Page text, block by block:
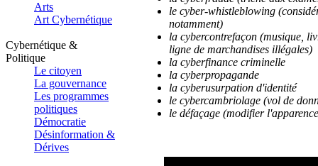
Arts
Art Cybernétique
Cybernétique &
Politique
Le citoyen
La gouvernance
Les programmes
politiques
Démocratie
Désinformation &
Dérives
le cyber-whistleblowing
notamment)
la cybercontrefaçon (musique,
ligne de marchandises illégales)
la cyberfinance criminelle
la cyberpropagande
la cyberusurpation d'identité
le cybercambriolage (vol de
le défaçage (modifier